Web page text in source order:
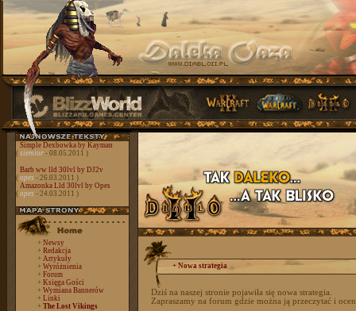
Simple Dexbowka by Kayman
( siemior - 08.05.2011 )
Barb ww lld 30lvl by DJ2v
( opes - 26.03.2011 )
Amazonka Lld 30lvl by Opes
( opes - 24.03.2011 )
+ Newsy
+ Redakcja
+ Artykuły
+ Wyróżnienia
+ Forum
+ Księga Gości
+ Wymiana Bannerów
+ Linki
+ The Lost Vikings
+ Nowa strategia
Dziś na naszej stronie pojawiła się nowa strategia.
Zapraszamy na forum gdzie można ją przeczytać i